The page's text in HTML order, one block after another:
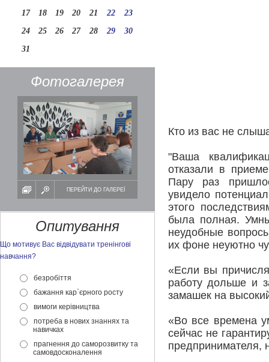
17
18 19 20 21 22
23
24
25 26 27 28 29
30
31
Фотогалерея
ПЕРЕЙТИ ДО ГАЛЕРЕЇ
Опитування
Що мотивує Вас відвідувати тренінгові
навчання?
безробіття
бажання кар`єрного росту
вимоги керівництва
потреба в нових знаннях та
навичках
прагнення до саморозвитку та
самовдосконалення
Кто из вас не
"Ваша
отказали в
Пару раз
увидело
этого
была полная.
неудобные
их фоне неуютно
«Если вы
работу дольше и
замашек на
«Во все времена
сейчас не
предпринимателя,